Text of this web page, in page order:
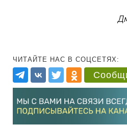
ЧИТАЙТЕ НАС В СОЦСЕТЯХ: